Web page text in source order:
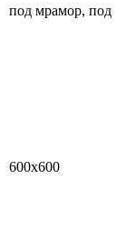
под мрамор, под
600х600